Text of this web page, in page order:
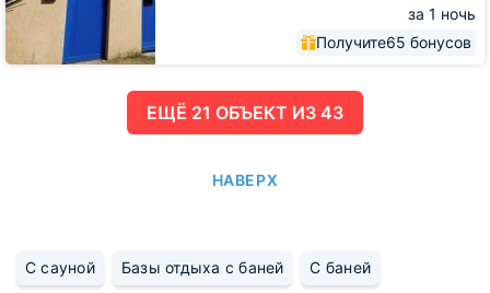
за 1 ночь
Получите65 бонусов
ЕЩË 21 ОБЪЕКТ ИЗ 43
НАВЕРХ
С сауной Базы отдыха с баней С баней